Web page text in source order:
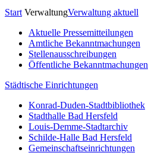
Start VerwaltungVerwaltung aktuell
Aktuelle Pressemitteilungen
Amtliche Bekanntmachungen
Stellenausschreibungen
Öffentliche Bekanntmachungen
Städtische Einrichtungen
Konrad-Duden-Stadtbibliothek
Stadthalle Bad Hersfeld
Louis-Demme-Stadtarchiv
Schilde-Halle Bad Hersfeld
Gemeinschaftseinrichtungen